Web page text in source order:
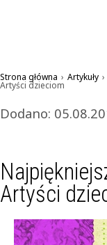
Strona główna › Artykuły ›
Artyści dzieciom
Dodano:
Artyści